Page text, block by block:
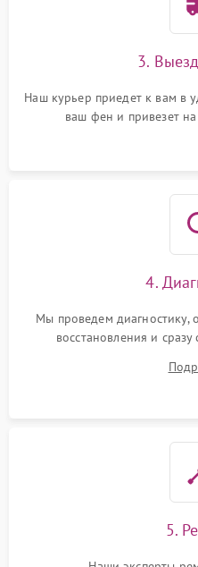
3.
Наш курьер приедет к вам в
ваш фен и привезет
4.
Мы проведем диагностику,
восстановления и
5.